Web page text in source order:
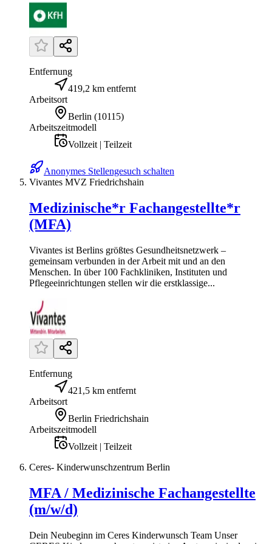
Entfernung
419,2 km entfernt
Arbeitsort
Berlin (10115)
Arbeitszeitmodell
Vollzeit | Teilzeit
Anonymes Stellengesuch schalten
Vivantes MVZ Friedrichshain
Medizinische*r Fachangestellte*r
(MFA)
Vivantes ist Berlins größtes Gesundheitsnetzwerk –
gemeinsam verbunden in der Arbeit mit und an den
Menschen. In über 100 Fachkliniken, Instituten und
Pflegeeinrichtungen stellen wir die erstklassige...
Entfernung
421,5 km entfernt
Arbeitsort
Berlin Friedrichshain
Arbeitszeitmodell
Vollzeit | Teilzeit
Ceres- Kinderwunschzentrum Berlin
MFA / Medizinische Fachangestellte
(m/w/d)
Dein Neubeginn im Ceres Kinderwunsch Team Unser